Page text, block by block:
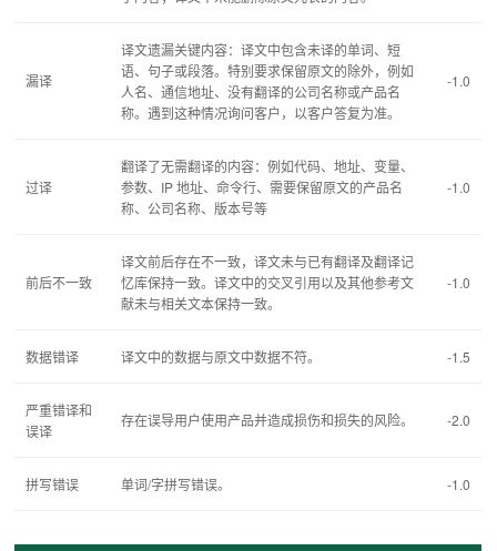
漏译
译文遗漏关键内容：译文中包含未译的单词、短
语、句子或段落。特别要求保留原文的除外，例如
人名、通信地址、没有翻译的公司名称或产品名
称。遇到这种情况询问客户，以客户答复为准。
-1.0
过译
翻译了无需翻译的内容：例如代码、地址、变量、
参数、IP 地址、命令行、需要保留原文的产品名
称、公司名称、版本号等
-1.0
前后不一致
译文前后存在不一致，译文未与已有翻译及翻译记
忆库保持一致。译文中的交叉引用以及其他参考文
献未与相关文本保持一致。
-1.0
数据错译 译文中的数据与原文中数据不符。 -1.5
严重错译和
误译
存在误导用户使用产品并造成损伤和损失的风险。 -2.0
拼写错误 单词/字拼写错误。 -1.0